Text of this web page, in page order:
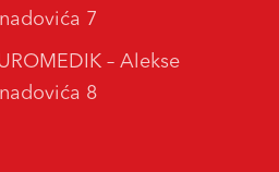
7
– Alekse
8